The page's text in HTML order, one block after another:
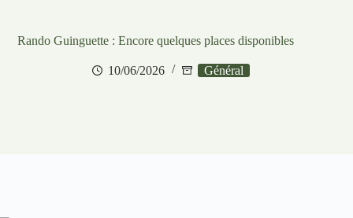
Rando Guinguette : Encore quelques places disponibles
10/06/2026 Général